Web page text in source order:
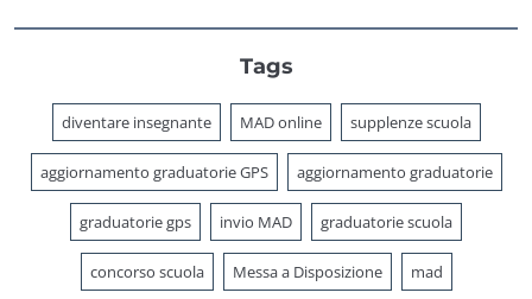
Tags
diventare insegnante MAD online supplenze scuola
aggiornamento graduatorie GPS aggiornamento graduatorie
graduatorie gps invio MAD graduatorie scuola
concorso scuola Messa a Disposizione mad